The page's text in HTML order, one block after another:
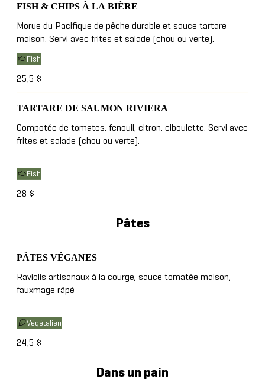
FISH & CHIPS À LA BIÈRE
Morue du Pacifique de pêche durable et sauce tartare
maison. Servi avec frites et salade (chou ou verte).
25,5 $
Fish
TARTARE DE SAUMON RIVIERA
Compotée de tomates, fenouil, citron, ciboulette. Servi avec
frites et salade (chou ou verte).
28 $
Fish
Pâtes
PÂTES VÉGANES
Raviolis artisanaux à la courge, sauce tomatée maison,
fauxmage râpé
24,5 $
Végétalien
Dans un pain